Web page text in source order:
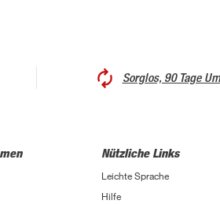
Sorglos, 90 Tage
Nützliche Links
Leichte Sprache
Hilfe